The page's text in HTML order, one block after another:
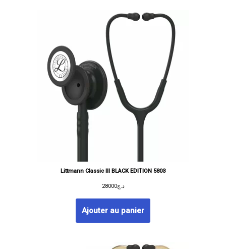
Littmann Classic III BLACK EDITION 5803
د.ج28000
Ajouter au panier